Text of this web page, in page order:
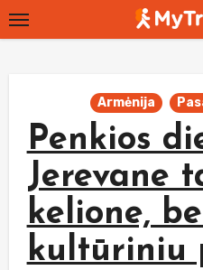
Skip
to
Armėnija
Penkios
Jerevane
kelione,
kultūriniu